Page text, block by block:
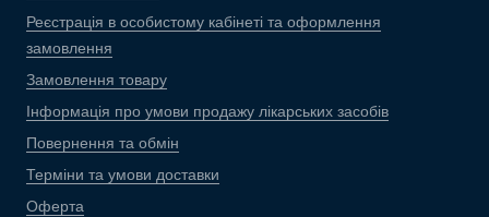
Реєстрація в особистому кабінеті та оформлення
замовлення
Замовлення товару
Інформація про умови продажу лікарських засобів
Повернення та обмін
Терміни та умови доставки
Оферта